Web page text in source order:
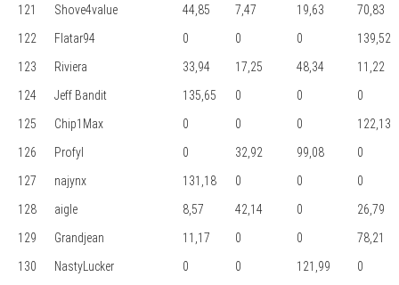
121
Shove4value 44,85 7,47 19,63
70,83
122
Flatar94 0 0 0
139,52
123
Riviera 33,94 17,25 48,34
11,22
124
Jeff Bandit 135,65 0 0
0
125
Chip1Max 0 0 0
122,13
126
Profyl 0 32,92 99,08
0
127
najynx 131,18 0 0
0
128
aigle 8,57 42,14 0
26,79
129
Grandjean 11,17 0 0
78,21
130
NastyLucker 0 0 121,99
0